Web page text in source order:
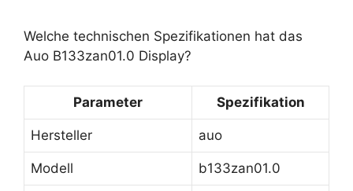
Welche technischen Spezifikationen hat das
Auo B133zan01.0 Display?
Parameter Spezifikation
Hersteller auo
Modell b133zan01.0